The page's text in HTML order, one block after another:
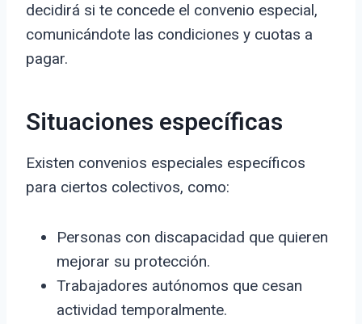
decidirá si te concede el convenio especial,
comunicándote las condiciones y cuotas a
pagar.
Situaciones específicas
Existen convenios especiales específicos
para ciertos colectivos, como:
Personas con discapacidad que quieren
mejorar su protección.
Trabajadores autónomos que cesan
actividad temporalmente.